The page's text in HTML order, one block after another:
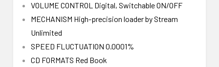
VOLUME CONTROL Digital, Switchable ON/OFF
MECHANISM High-precision loader by Stream
Unlimited
SPEED FLUCTUATION 0.0001%
CD FORMATS Red Book